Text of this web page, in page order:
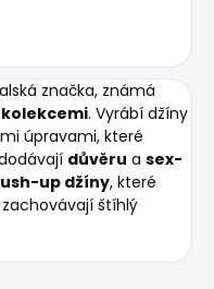
značka, známá
. Vyrábí džíny
úpravami, které
důvěru a sex-
up džíny, které
štíhlý